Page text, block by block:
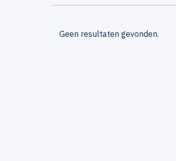
Geen resultaten gevonden.